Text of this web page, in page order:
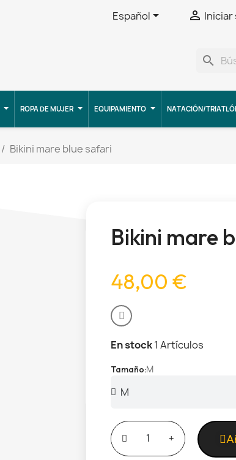
Español  Iniciar
search
ROPA DE MUJER EQUIPAMIENTO NATACIÓN/
Bikini mare blue safari
Bikini mare
48,00 €
En stock1 Artículos
Tamaño M